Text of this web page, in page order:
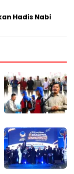
Hadis Nabi